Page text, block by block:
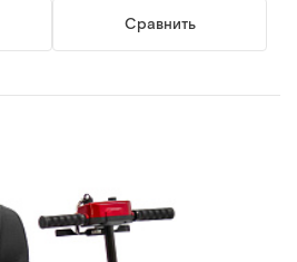
Сравнить